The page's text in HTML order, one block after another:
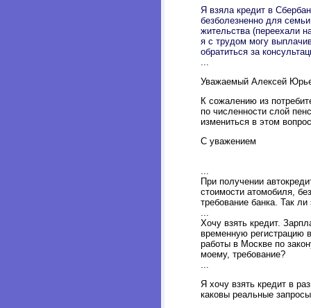
Я взяла кредит в
безболезненно для
жительства (переехали
я с трудом могу
обратиться за
...
Уважаемый Алексей
К сожалению из
по численности слой
измениться в этом
С уважением
...
При получении
стоимости атомобиля,
требование банка. Так ли
...
Хочу взять кредит.
временную регистрацию
работы в Москве по
моему, требование?
...
Я хочу взять кредит в
каковы реальные